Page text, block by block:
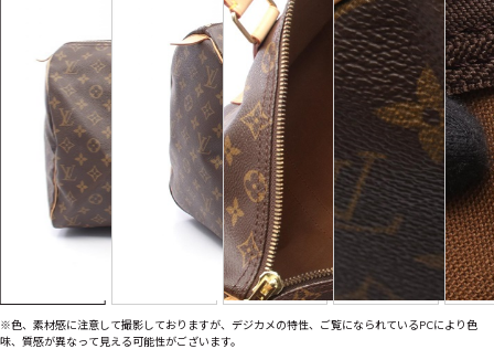
※色、素材感に注意して撮影しておりますが、デジカメの特性、ご覧になられているPCにより色
味、質感が異なって見える可能性がございます。